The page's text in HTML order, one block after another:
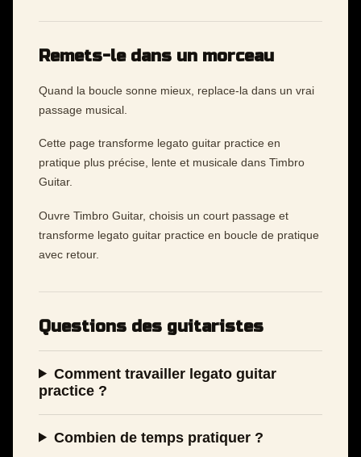
Remets-le dans un morceau
Quand la boucle sonne mieux, replace-la dans un vrai
passage musical.
Cette page transforme legato guitar practice en
pratique plus précise, lente et musicale dans Timbro
Guitar.
Ouvre Timbro Guitar, choisis un court passage et
transforme legato guitar practice en boucle de pratique
avec retour.
Questions des guitaristes
Comment travailler legato guitar
practice ?
Combien de temps pratiquer ?